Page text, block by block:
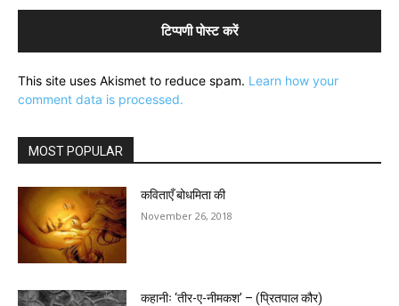
This site uses Akismet to reduce spam. Learn how your
comment data is processed.
MOST POPULAR
कविताएँ बोधमिता की
November 26, 2018
कहानीः ‘तीर-ए-नीमकश’ – (प्रितपाल कौर)